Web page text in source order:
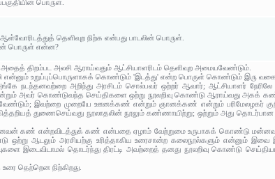
பொருள்.
தெளிவுற நிற்க என்பது பாடலின் பொருள்.
பொருள் என்ன?
திறம்பட அலசி ஆராய்வதும் ஆட்சியாளரிடம் தெளிவுற அமையவேண்டும்.
என்னும் உறுப்புப்பொருளாகக் கொண்டும் 'இடத்து' என்ற பொருள் கொண்டும் இரு
நடந்தனவற்றை அறிந்து அரசிடம் சொல்பவர் ஒற்றர் ஆவார்; ஆட்சியாளர்
அவர் கொண்டுவந்த செய்திகளை ஒற்று நூலறிவு கொண்டு ஆராய்வது அகக் கண்
இவற்றை முறையே ஊனக்கண் என்றும் ஞானக்கண் என்றும் பரிமேலழகர்
துணைசெய்வது நூலாதலின் நூலும் கண்ணாயிற்று; ஒற்றும் அது
கண் என்றவிடத்துக் கண் என்பதை ஏழாம் வேற்றுமை உருபாகக் கொண்டு
ஆடலும் அரசியற்கு உரித்தாகிய உரைசான்ற கலைநூல்களும் என்னும் இவை
இடைவிடாமல் தொடர்ந்து திரட்டி அவற்றைத் தனது நூலறிவு கொண்டு
தெற்றென நிற்கிறது.